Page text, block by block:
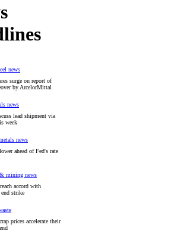
news
surge on report of
by ArcelorMittal
news
lead shipment via
week
news
ahead of Fed's rate
mining news
accord with
strike
prices accelerate their